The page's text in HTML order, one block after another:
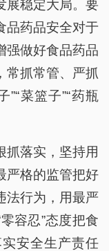
展稳定大局。要
品药品安全对于
强做好食品药品
常抓常管、严抓
菜篮子”“药瓶
抓落实，坚持用
严格的监管把好
法行为，用最严
容忍”态度把食
安全生产责任